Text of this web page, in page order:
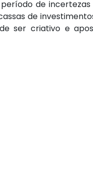
de
de
ser criativo e